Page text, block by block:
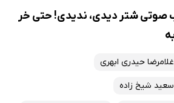
صوتی شتر دیدی، ندیدی! حتی خر
غلامرضا حیدری ابهری
سعید شیخ زاده